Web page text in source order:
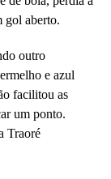
gol aberto.
outro
e azul
facilitou as
um ponto.
Traoré